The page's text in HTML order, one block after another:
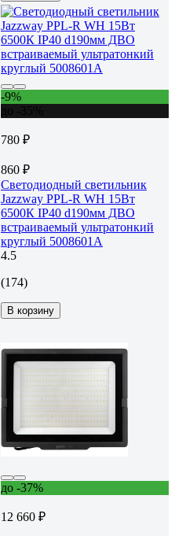
-9%
780 ₽
860 ₽
Светодиодный светильник
Jazzway PPL-R WH 15Вт
6500К IP40 d190мм ДВО
встраиваемый ультратонкий
круглый 5008601A
4.5
(174)
В корзину
до -37%
12 660 ₽